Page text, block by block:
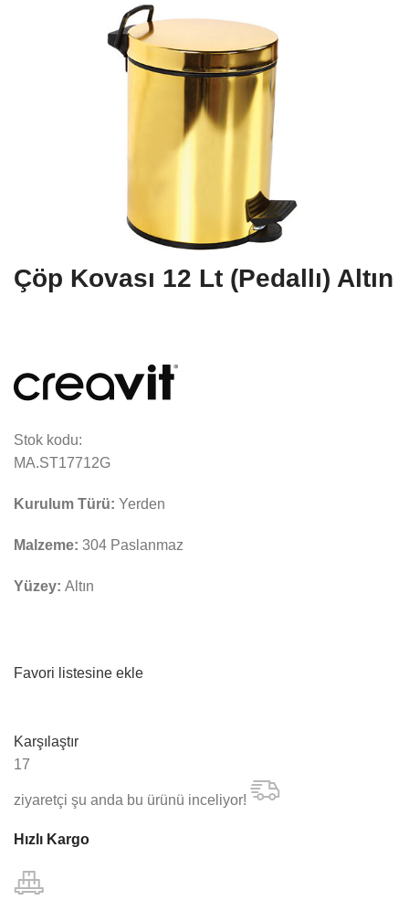
Çöp Kovası 12 Lt (Pedallı) Altın
Stok kodu:
MA.ST17712G
Kurulum Türü: Yerden
Malzeme: 304 Paslanmaz
Yüzey: Altın
Favori listesine ekle
Karşılaştır
17
ziyaretçi şu anda bu ürünü inceliyor!
Hızlı Kargo